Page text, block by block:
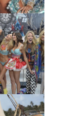
SABER
Y ALTURA
2017?